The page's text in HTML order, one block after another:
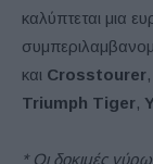
καλύπτεται μια
και Crosstourer,
Triumph Tiger,
* Οι δοκιμές